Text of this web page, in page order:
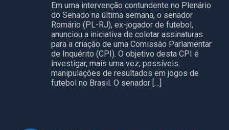
Em uma intervenção contundente no Plenário
do Senado na última semana, o senador
Romário (PL-RJ), ex-jogador de futebol,
anunciou a iniciativa de coletar assinaturas
para a criação de uma Comissão Parlamentar
de Inquérito (CPI). O objetivo desta CPI é
investigar, mais uma vez, possíveis
manipulações de resultados em jogos de
futebol no Brasil. O senador […]